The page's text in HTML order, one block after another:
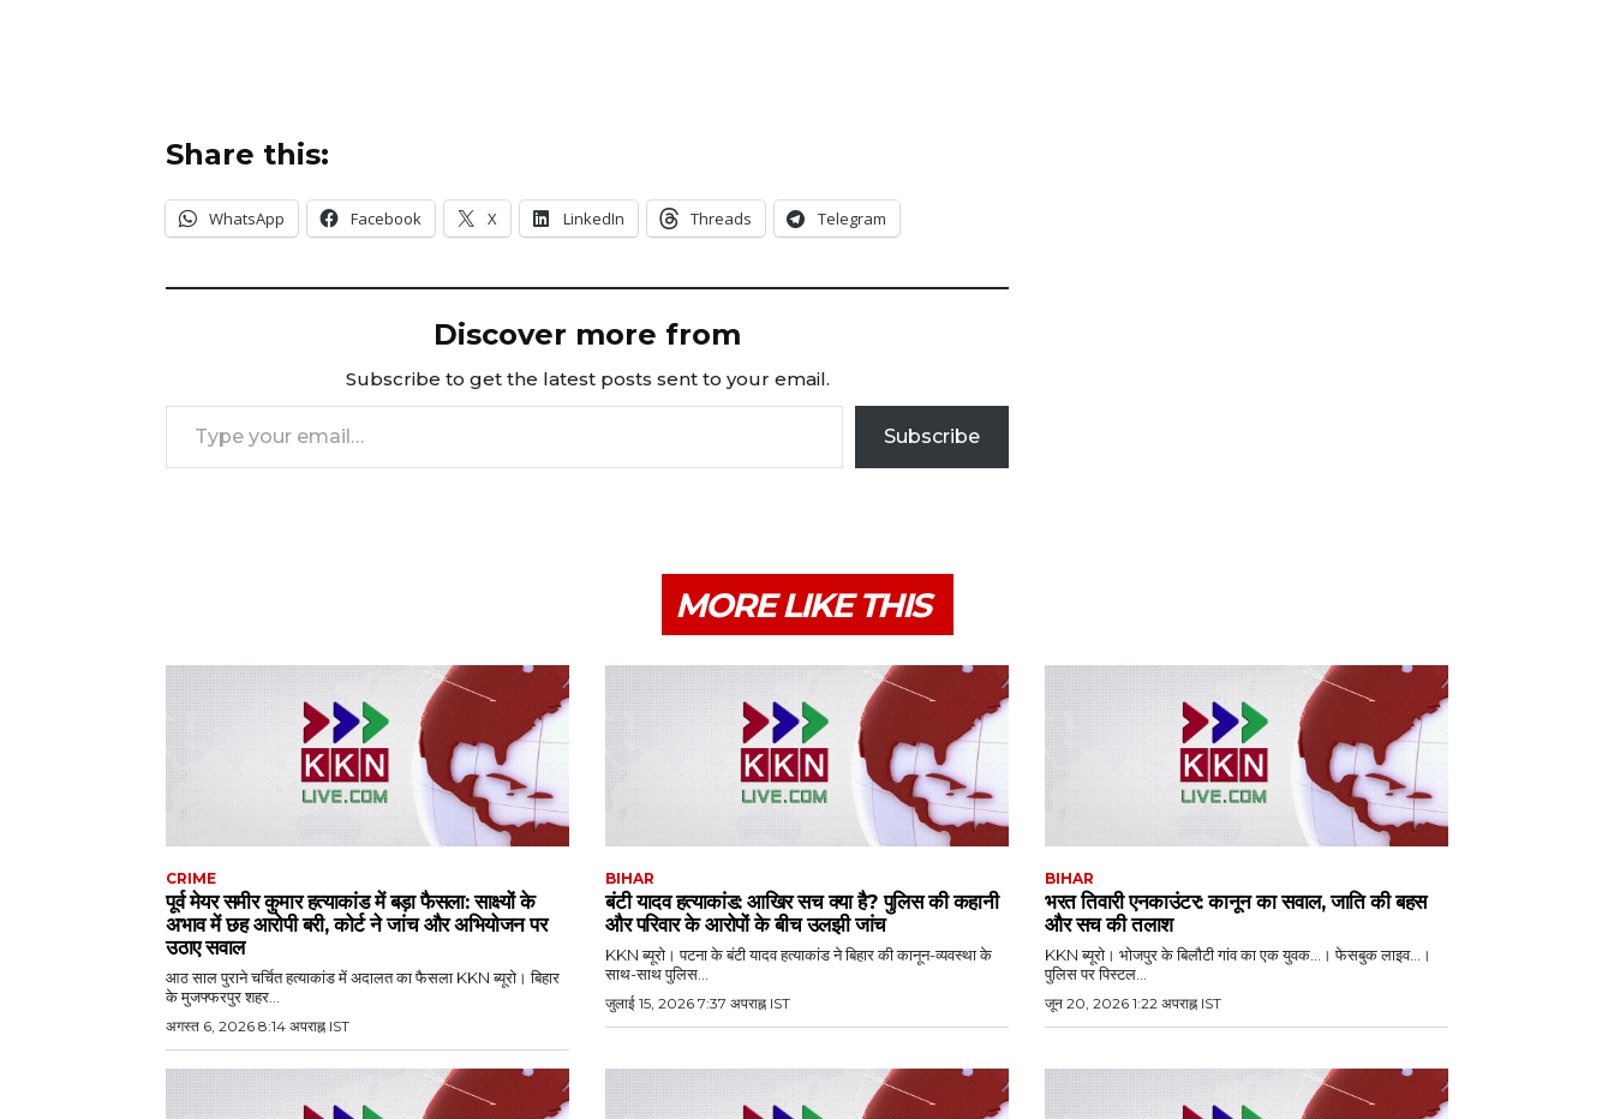
Share this:
WhatsApp Facebook X LinkedIn Threads Telegram
Discover more from
Subscribe to get the latest posts sent to your email.
Type your email…
Subscribe
MORE LIKE THIS
CRIME
पूर्व मेयर समीर कुमार हत्याकांड में बड़ा फैसला: साक्ष्यों के
अभाव में छह आरोपी बरी, कोर्ट ने जांच और अभियोजन पर
उठाए सवाल
आठ साल पुराने चर्चित हत्याकांड में अदालत का फैसला KKN ब्यूरो। बिहार
के मुजफ्फरपुर शहर...
अगस्त 6, 2026 8:14 अपराह्न IST
BIHAR
बंटी यादव हत्याकांड: आखिर सच क्या है? पुलिस की कहानी
और परिवार के आरोपों के बीच उलझी जांच
KKN ब्यूरो। पटना के बंटी यादव हत्याकांड ने बिहार की कानून-व्यवस्था के
साथ-साथ पुलिस...
जुलाई 15, 2026 7:37 अपराह्न IST
BIHAR
भरत तिवारी एनकाउंटर: कानून का सवाल, जाति की बहस
और सच की तलाश
KKN ब्यूरो। भोजपुर के बिलौटी गांव का एक युवक...। फेसबुक लाइव...।
पुलिस पर पिस्टल...
जून 20, 2026 1:22 अपराह्न IST